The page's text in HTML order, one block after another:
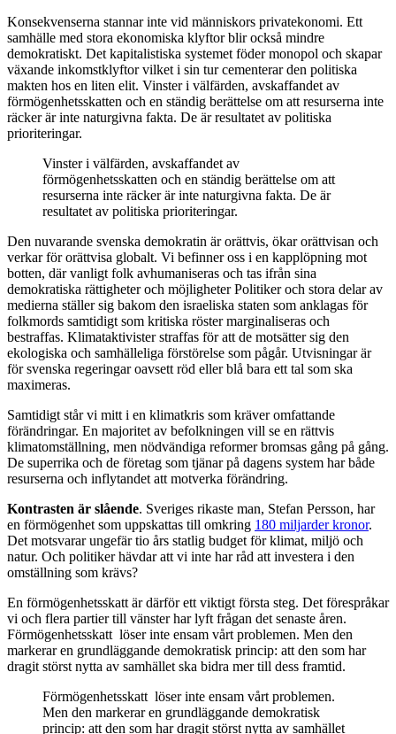
Konsekvenserna stannar inte vid människors privatekonomi. Ett
samhälle med stora ekonomiska klyftor blir också mindre
demokratiskt. Det kapitalistiska systemet föder monopol och skapar
växande inkomstklyftor vilket i sin tur cementerar den politiska
makten hos en liten elit. Vinster i välfärden, avskaffandet av
förmögenhetsskatten och en ständig berättelse om att resurserna inte
räcker är inte naturgivna fakta. De är resultatet av politiska
prioriteringar.
Vinster i välfärden, avskaffandet av
förmögenhetsskatten och en ständig berättelse om att
resurserna inte räcker är inte naturgivna fakta. De är
resultatet av politiska prioriteringar.
Den nuvarande svenska demokratin är orättvis, ökar orättvisan och
verkar för orättvisa globalt. Vi befinner oss i en kapplöpning mot
botten, där vanligt folk avhumaniseras och tas ifrån sina
demokratiska rättigheter och möjligheter Politiker och stora delar av
medierna ställer sig bakom den israeliska staten som anklagas för
folkmords samtidigt som kritiska röster marginaliseras och
bestraffas. Klimataktivister straffas för att de motsätter sig den
ekologiska och samhälleliga förstörelse som pågår. Utvisningar är
för svenska regeringar oavsett röd eller blå bara ett tal som ska
maximeras.
Samtidigt står vi mitt i en klimatkris som kräver omfattande
förändringar. En majoritet av befolkningen vill se en rättvis
klimatomställning, men nödvändiga reformer bromsas gång på gång.
De superrika och de företag som tjänar på dagens system har både
resurserna och inflytandet att motverka förändring.
Kontrasten är slående. Sveriges rikaste man, Stefan Persson, har
en förmögenhet som uppskattas till omkring 180 miljarder kronor.
Det motsvarar ungefär tio års statlig budget för klimat, miljö och
natur. Och politiker hävdar att vi inte har råd att investera i den
omställning som krävs?
En förmögenhetsskatt är därför ett viktigt första steg. Det förespråkar
vi och flera partier till vänster har lyft frågan det senaste åren.
Förmögenhetsskatt löser inte ensam vårt problemen. Men den
markerar en grundläggande demokratisk princip: att den som har
dragit störst nytta av samhället ska bidra mer till dess framtid.
Förmögenhetsskatt löser inte ensam vårt problemen.
Men den markerar en grundläggande demokratisk
princip: att den som har dragit störst nytta av samhället